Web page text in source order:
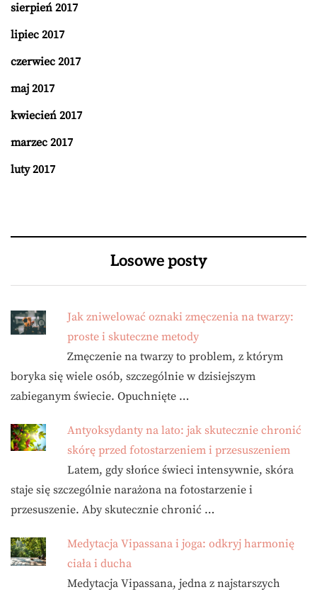
sierpień 2017
lipiec 2017
czerwiec 2017
maj 2017
kwiecień 2017
marzec 2017
luty 2017
Losowe posty
Jak zniwelować oznaki zmęczenia na twarzy:
proste i skuteczne metody
Zmęczenie na twarzy to problem, z którym
boryka się wiele osób, szczególnie w dzisiejszym
zabieganym świecie. Opuchnięte …
Antyoksydanty na lato: jak skutecznie chronić
skórę przed fotostarzeniem i przesuszeniem
Latem, gdy słońce świeci intensywnie, skóra
staje się szczególnie narażona na fotostarzenie i
przesuszenie. Aby skutecznie chronić …
Medytacja Vipassana i joga: odkryj harmonię
ciała i ducha
Medytacja Vipassana, jedna z najstarszych